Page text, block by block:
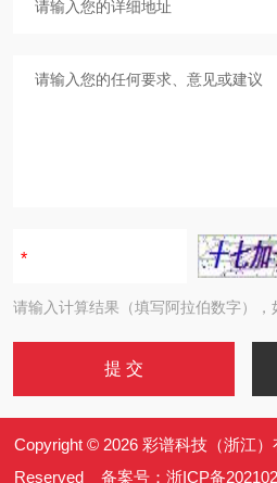
请输入计算结果（填写阿拉伯数字），
Copyright © 2026 彩谱科技（浙江
Reserved 备案号：浙ICP备